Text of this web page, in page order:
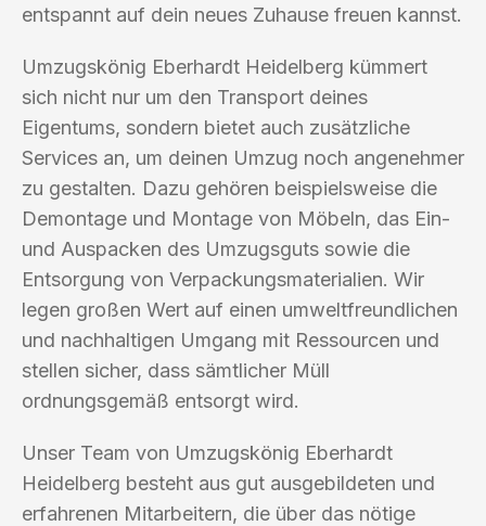
entspannt auf dein neues Zuhause freuen kannst.
Umzugskönig Eberhardt Heidelberg kümmert
sich nicht nur um den Transport deines
Eigentums, sondern bietet auch zusätzliche
Services an, um deinen Umzug noch angenehmer
zu gestalten. Dazu gehören beispielsweise die
Demontage und Montage von Möbeln, das Ein-
und Auspacken des Umzugsguts sowie die
Entsorgung von Verpackungsmaterialien. Wir
legen großen Wert auf einen umweltfreundlichen
und nachhaltigen Umgang mit Ressourcen und
stellen sicher, dass sämtlicher Müll
ordnungsgemäß entsorgt wird.
Unser Team von Umzugskönig Eberhardt
Heidelberg besteht aus gut ausgebildeten und
erfahrenen Mitarbeitern, die über das nötige